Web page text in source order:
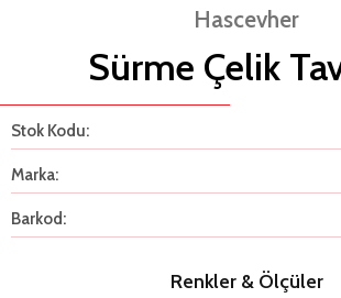
Hascevher
Sürme Çelik
Stok Kodu:
Marka:
Barkod:
Renkler & Ölçüler